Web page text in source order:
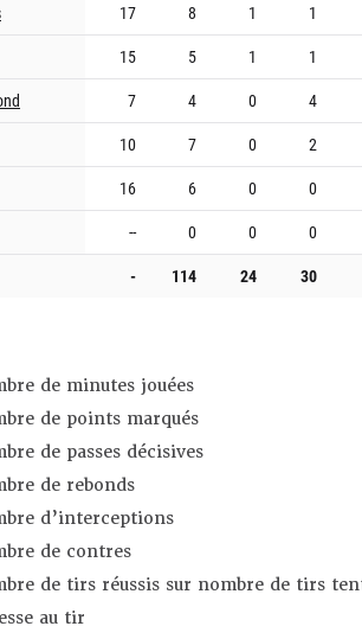
17 8 1 1
15 5 1 1
7 4 0 4
10 7 0 2
16 6 0 0
-- 0 0 0
- 114 24 30
de minutes jouées
de points marqués
de passes décisives
de rebonds
d’interceptions
de contres
de tirs réussis sur nombre de tirs
au tir